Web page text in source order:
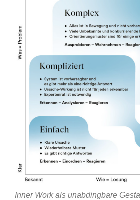
Inner Work als unabdingbare